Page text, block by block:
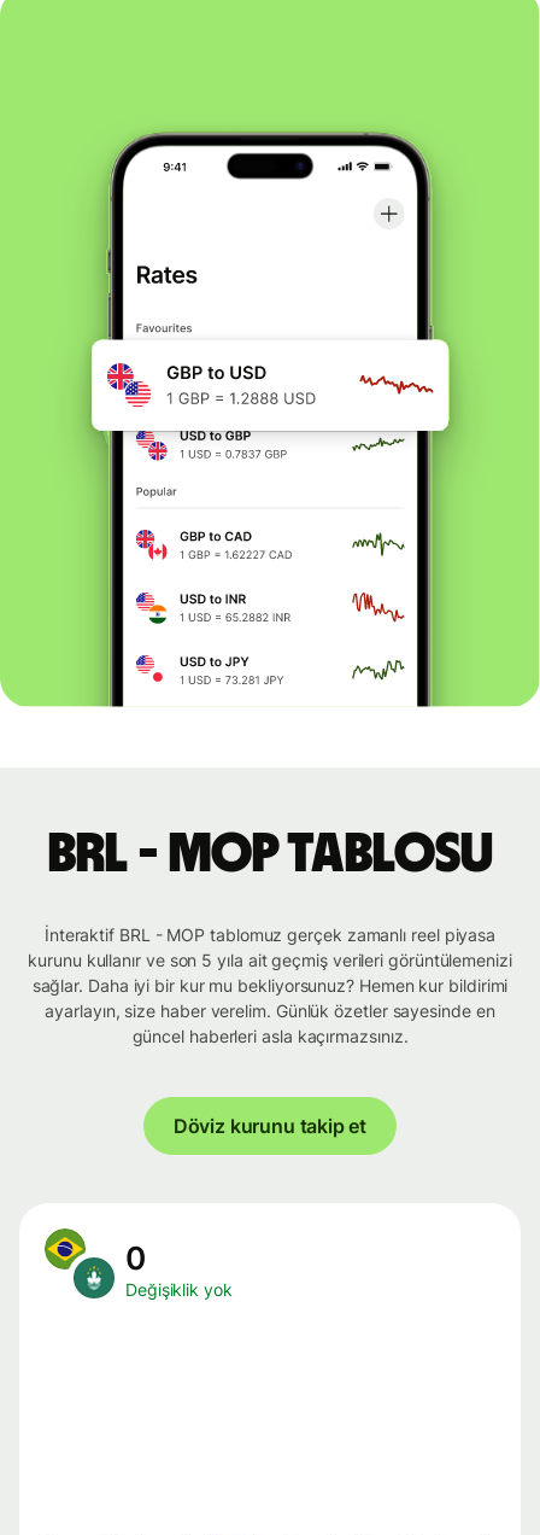
BRL - MOP tablosu
İnteraktif BRL - MOP tablomuz gerçek zamanlı reel piyasa
kurunu kullanır ve son 5 yıla ait geçmiş verileri görüntülemenizi
sağlar. Daha iyi bir kur mu bekliyorsunuz? Hemen kur bildirimi
ayarlayın, size haber verelim. Günlük özetler sayesinde en
güncel haberleri asla kaçırmazsınız.
Döviz kurunu takip et
0
Değişiklik yok